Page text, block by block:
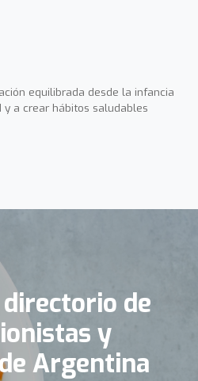
equilibrada desde la infancia
a crear hábitos saludables
de
y
Argentina